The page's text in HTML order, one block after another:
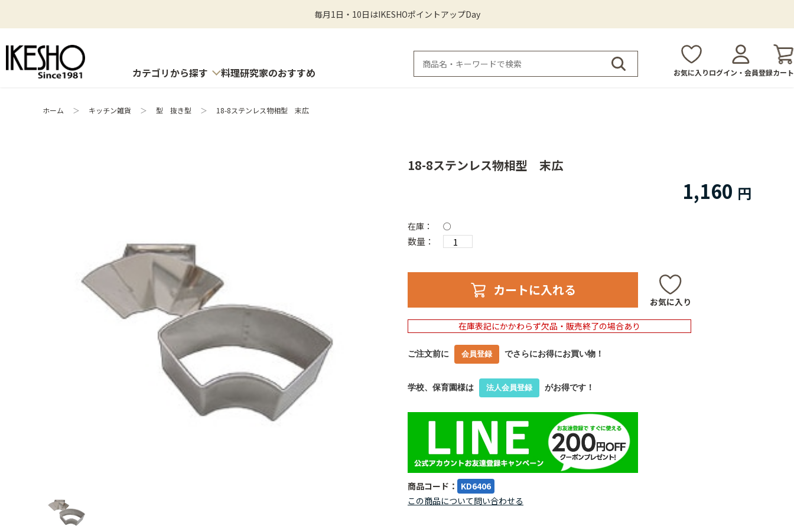
毎月1日・10日はIKESHOポイントアップDay
カテゴリから探す 料理研究家のおすすめ お気に入りログイン・会員登録カート
ホーム ＞ キッチン雑貨 ＞ 型 抜き型 ＞ 18-8ステンレス物相型 末広
18-8ステンレス物相型 末広
1,160
在庫： ○
数量：
カートに入れる
お気に入り
在庫表記にかかわらず欠品・販売終了の場合あり
ご注文前に 会員登録 でさらにお得にお買い物！
学校、保育園様は 法人会員登録 がお得です！
商品コード： KD6406
この商品について問い合わせる